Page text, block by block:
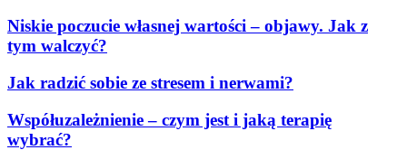
Niskie poczucie własnej wartości – objawy. Jak z
tym walczyć?
Jak radzić sobie ze stresem i nerwami?
Współuzależnienie – czym jest i jaką terapię
wybrać?